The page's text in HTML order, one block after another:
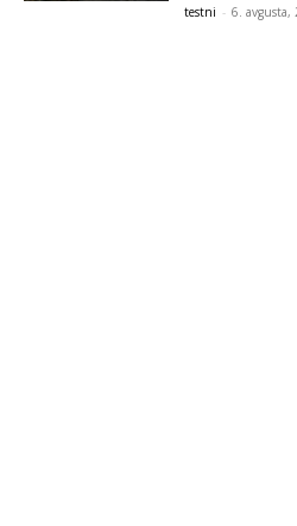
testni - 6. avgusta,